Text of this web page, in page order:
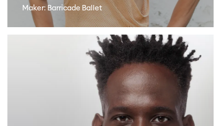
Maker: Barricade Ballet